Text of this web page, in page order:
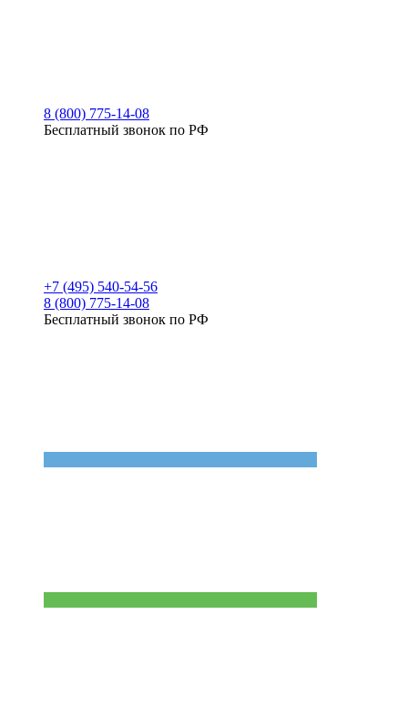
8 (800) 775-14-08
Бесплатный звонок по РФ
+7 (495) 540-54-56
8 (800) 775-14-08
Бесплатный звонок по РФ